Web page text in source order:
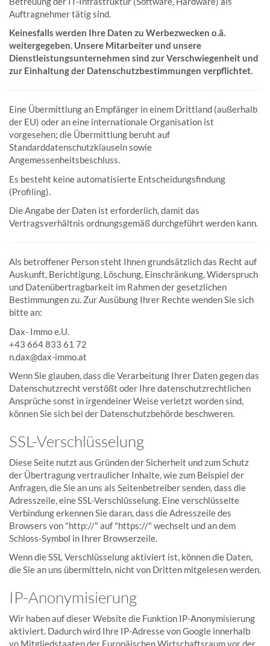
Auftragnehmer tätig sind.
Keinesfalls werden Ihre Daten zu Werbezwecken o.ä.
weitergegeben. Unsere Mitarbeiter und unsere
Dienstleistungsunternehmen sind zur Verschwiegenheit und
zur Einhaltung der Datenschutzbestimmungen verpflichtet.
Eine Übermittlung an Empfänger in einem Drittland (außerhalb
der EU) oder an eine internationale Organisation ist
vorgesehen; die Übermittlung beruht auf
Standarddatenschutzklauseln sowie
Angemessenheitsbeschluss.
Es besteht keine automatisierte Entscheidungsfindung
(Profiling).
Die Angabe der Daten ist erforderlich, damit das
Vertragsverhältnis ordnungsgemäß durchgeführt werden kann.
Als betroffener Person steht Ihnen grundsätzlich das Recht auf
Auskunft, Berichtigung, Löschung, Einschränkung, Widerspruch
und Datenübertragbarkeit im Rahmen der gesetzlichen
Bestimmungen zu. Zur Ausübung Ihrer Rechte wenden Sie sich
bitte an:
Dax- Immo e.U.
+43 664 833 61 72
n.dax@dax-immo.at
Wenn Sie glauben, dass die Verarbeitung Ihrer Daten gegen das
Datenschutzrecht verstößt oder Ihre datenschutzrechtlichen
Ansprüche sonst in irgendeiner Weise verletzt worden sind,
können Sie sich bei der Datenschutzbehörde beschweren.
SSL-Verschlüsselung
Diese Seite nutzt aus Gründen der Sicherheit und zum Schutz
der Übertragung vertraulicher Inhalte, wie zum Beispiel der
Anfragen, die Sie an uns als Seitenbetreiber senden, dass die
Adresszeile, eine SSL-Verschlüsselung. Eine verschlüsselte
Verbindung erkennen Sie daran, dass die Adresszeile des
Browsers von "http://" auf "https://" wechselt und an dem
Schloss-Symbol in Ihrer Browserzeile.
Wenn die SSL Verschlüsselung aktiviert ist, können die Daten,
die Sie an uns übermitteln, nicht von Dritten mitgelesen werden.
IP-Anonymisierung
Wir haben auf dieser Website die Funktion IP-Anonymisierung
aktiviert. Dadurch wird Ihre IP-Adresse von Google innerhalb
vo Mitgliedstaaten der Europäischen Wirtschaftsraum vor der